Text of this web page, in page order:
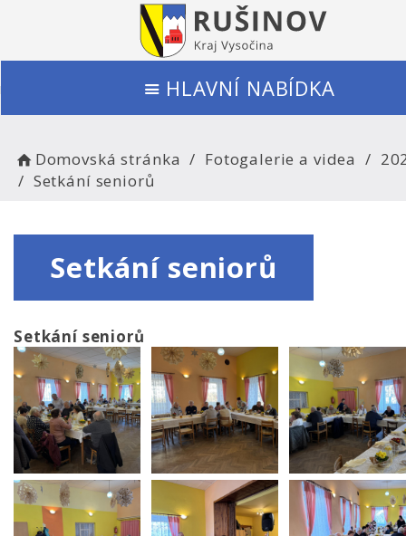
HLAVNÍ NABÍDKA
Domovská stránka Fotogalerie a videa
Setkání seniorů
Setkání seniorů
Setkání seniorů